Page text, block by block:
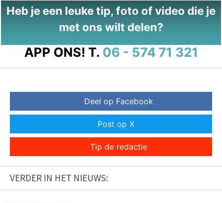
Heb je een leuke tip, foto of video die je
met ons wilt delen?
APP ONS! T. 06 - 574 71 321
Deel op Facebook
Post op X
Tip de redactie
VERDER IN HET NIEUWS: